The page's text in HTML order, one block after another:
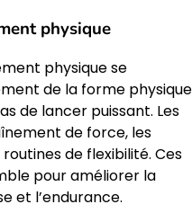
physique
physique se
de la forme physique
de lancer puissant. Les
de force, les
de flexibilité. Ces
pour améliorer la
et l’endurance.